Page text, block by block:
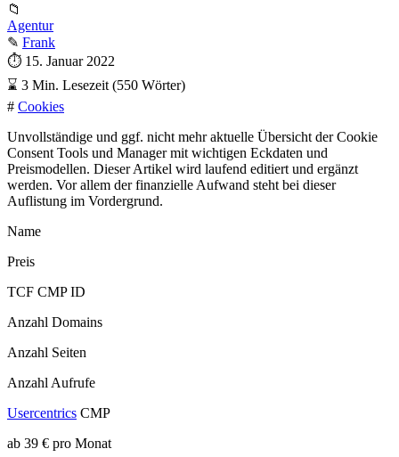
📁
Agentur
✎ Frank
⏱ 15. Januar 2022
⌛ 3 Min. Lesezeit (550 Wörter)
# Cookies
Unvollständige und ggf. nicht mehr aktuelle Übersicht der Cookie
Consent Tools und Manager mit wichtigen Eckdaten und
Preismodellen. Dieser Artikel wird laufend editiert und ergänzt
werden. Vor allem der finanzielle Aufwand steht bei dieser
Auflistung im Vordergrund.
Name
Preis
TCF CMP ID
Anzahl Domains
Anzahl Seiten
Anzahl Aufrufe
Usercentrics CMP
ab 39 € pro Monat